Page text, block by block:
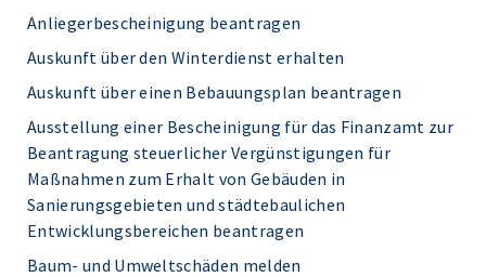
Anliegerbescheinigung beantragen
Auskunft über den Winterdienst erhalten
Auskunft über einen Bebauungsplan beantragen
Ausstellung einer Bescheinigung für das Finanzamt zur
Beantragung steuerlicher Vergünstigungen für
Maßnahmen zum Erhalt von Gebäuden in
Sanierungsgebieten und städtebaulichen
Entwicklungsbereichen beantragen
Baum- und Umweltschäden melden